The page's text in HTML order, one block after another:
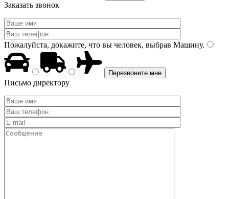
Заказать звонок
Пожалуйста, докажите, что вы человек, выбрав Машину.
Письмо директору